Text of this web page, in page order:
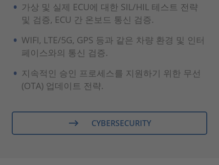
가상 및 실제 ECU에 대한 SIL/HIL 테스트 전략
및 검증, ECU 간 온보드 통신 검증.
WIFI, LTE/5G, GPS 등과 같은 차량 환경 및 인터
페이스와의 통신 검증.
지속적인 승인 프로세스를 지원하기 위한 무선
(OTA) 업데이트 전략.
CYBERSECURITY